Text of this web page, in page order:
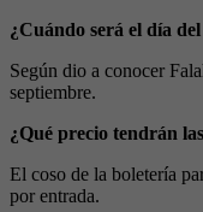
¿Cuándo será el día
Según dio a conocer
septiembre.
¿Qué precio tendrán
El coso de la boletería
por entrada.